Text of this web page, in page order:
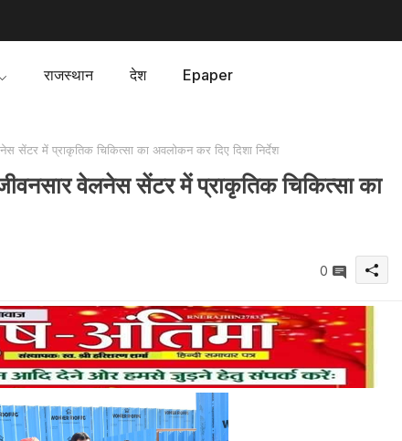
राजस्थान देश Epaper
सेंटर में प्राकृतिक चिकित्सा का अवलोकन कर दिए दिशा निर्देश
वेलनेस सेंटर में प्राकृतिक चिकित्सा का
0